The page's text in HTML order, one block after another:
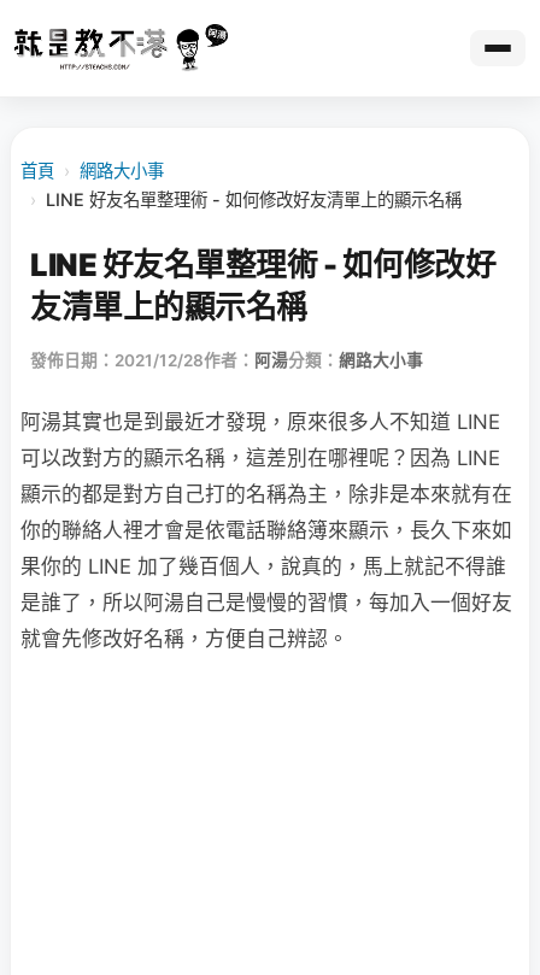
首頁 › 網路大小事
› LINE 好友名單整理術 - 如何修改好友清單上的顯示名稱
LINE 好友名單整理術 - 如何修改好
友清單上的顯示名稱
發佈日期：2021/12/28作者： 阿湯分類： 網路大小事
阿湯其實也是到最近才發現，原來很多人不知道 LINE
可以改對方的顯示名稱，這差別在哪裡呢？因為 LINE
顯示的都是對方自己打的名稱為主，除非是本來就有在
你的聯絡人裡才會是依電話聯絡簿來顯示，長久下來如
果你的 LINE 加了幾百個人，說真的，馬上就記不得誰
是誰了，所以阿湯自己是慢慢的習慣，每加入一個好友
就會先修改好名稱，方便自己辨認。